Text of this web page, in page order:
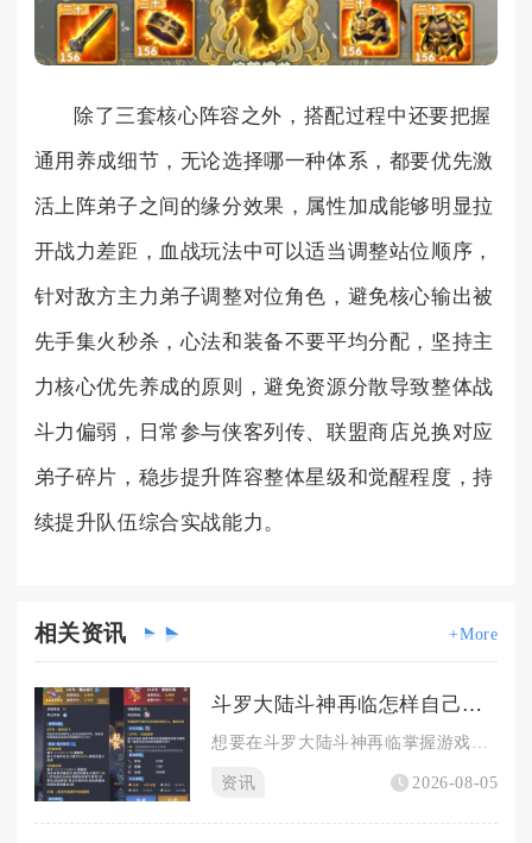
除了三套核心阵容之外，搭配过程中还要把握
通用养成细节，无论选择哪一种体系，都要优先激
活上阵弟子之间的缘分效果，属性加成能够明显拉
开战力差距，血战玩法中可以适当调整站位顺序，
针对敌方主力弟子调整对位角色，避免核心输出被
先手集火秒杀，心法和装备不要平均分配，坚持主
力核心优先养成的原则，避免资源分散导致整体战
斗力偏弱，日常参与侠客列传、联盟商店兑换对应
弟子碎片，稳步提升阵容整体星级和觉醒程度，持
续提升队伍综合实战能力。
相关资讯 +More
斗罗大陆斗神再临怎样自己掌控
资讯 2026-08-05